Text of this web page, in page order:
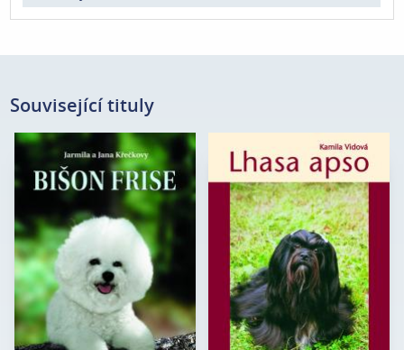
Související tituly
Jarmila a Jana
Edice:
Portréty
Počet
stran:
Formát:
A5
Vazba:
V8a (pevná)
Obrazová
část:
Černobílé a barevné
fotografie
Datum
vydání:
10. 10. 2002
Autor:
Kamila Vidová
Edice:
Portréty
Počet
stran:
200
Formát:
A5
Vazba:
V8a (pevná)
Obrazová
část:
Černobílé a barevné
fotografie
Datum
vydání:
24. 5. 2005